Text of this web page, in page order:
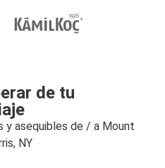
de tu
y asequibles de / a Mount
NY